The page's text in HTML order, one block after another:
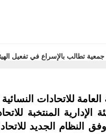
العامة للاتحادات
المنتخبة
النظام الجديد